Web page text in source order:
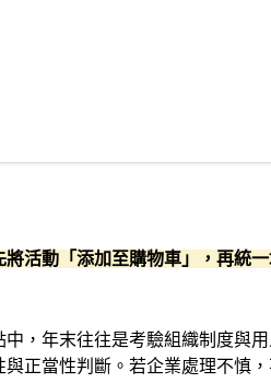
將活動「添加至購物車」，再統一
，年末往往是考驗組織制度與
正當性判斷。若企業處理不慎